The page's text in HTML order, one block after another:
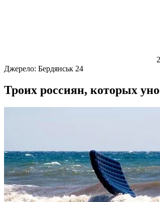
Джерело: Бердянськ 24
Троих россиян, которых